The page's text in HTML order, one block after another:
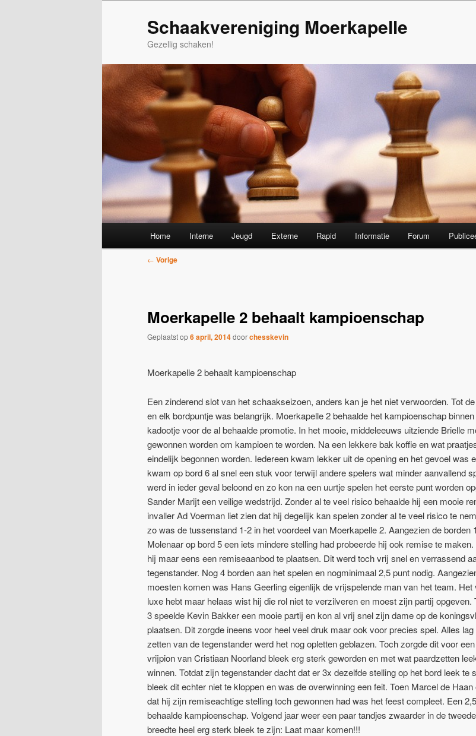
Schaakvereniging Moerkapelle
Gezellig schaken!
Home Interne Jeugd Externe Rapid Informatie Forum
Bericht
← Vorige
Moerkapelle 2 behaalt kampioenschap
Geplaatst op6 april, 2014doorchesskevin
Moerkapelle 2 behaalt kampioenschap
Een zinderend slot van het schaakseizoen, anders kan je het niet verwoorden. Tot
en elk bordpuntje was belangrijk. Moerkapelle 2 behaalde het kampioenschap
kadootje voor de al behaalde promotie. In het mooie, middeleeuws uitziende Brielle
gewonnen worden om kampioen te worden. Na een lekkere bak koffie en wat
eindelijk begonnen worden. Iedereen kwam lekker uit de opening en het gevoel was
kwam op bord 6 al snel een stuk voor terwijl andere spelers wat minder aanvallend
werd in ieder geval beloond en zo kon na een uurtje spelen het eerste punt worden
Sander Marijt een veilige wedstrijd. Zonder al te veel risico behaalde hij een mooie
invaller Ad Voerman liet zien dat hij degelijk kan spelen zonder al te veel risico te
zo was de tussenstand 1-2 in het voordeel van Moerkapelle 2. Aangezien de borden
Molenaar op bord 5 een iets mindere stelling had probeerde hij ook remise te
hij maar eens een remiseaanbod te plaatsen. Dit werd toch vrij snel en verrassend
tegenstander. Nog 4 borden aan het spelen en nogminimaal 2,5 punt nodig.
moesten komen was Hans Geerling eigenlijk de vrijspelende man van het team.
luxe hebt maar helaas wist hij die rol niet te verzilveren en moest zijn partij opgeven.
3 speelde Kevin Bakker een mooie partij en kon al vrij snel zijn dame op de
plaatsen. Dit zorgde ineens voor heel veel druk maar ook voor precies spel. Alles
zetten van de tegenstander werd het nog opletten geblazen. Toch zorgde dit voor
vrijpion van Cristiaan Noorland bleek erg sterk geworden en met wat paardzetten
winnen. Totdat zijn tegenstander dacht dat er 3x dezelfde stelling op het bord leek te
bleek dit echter niet te kloppen en was de overwinning een feit. Toen Marcel de
dat hij zijn remiseachtige stelling toch gewonnen had was het feest compleet. Een 2,5
behaalde kampioenschap. Volgend jaar weer een paar tandjes zwaarder in de
breedte heel erg sterk bleek te zijn: Laat maar komen!!!